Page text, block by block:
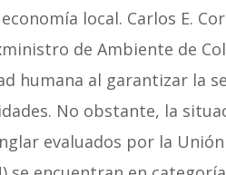
local. Carlos E.
de Ambiente de
humana al garantizar la
No obstante, la
evaluados por la